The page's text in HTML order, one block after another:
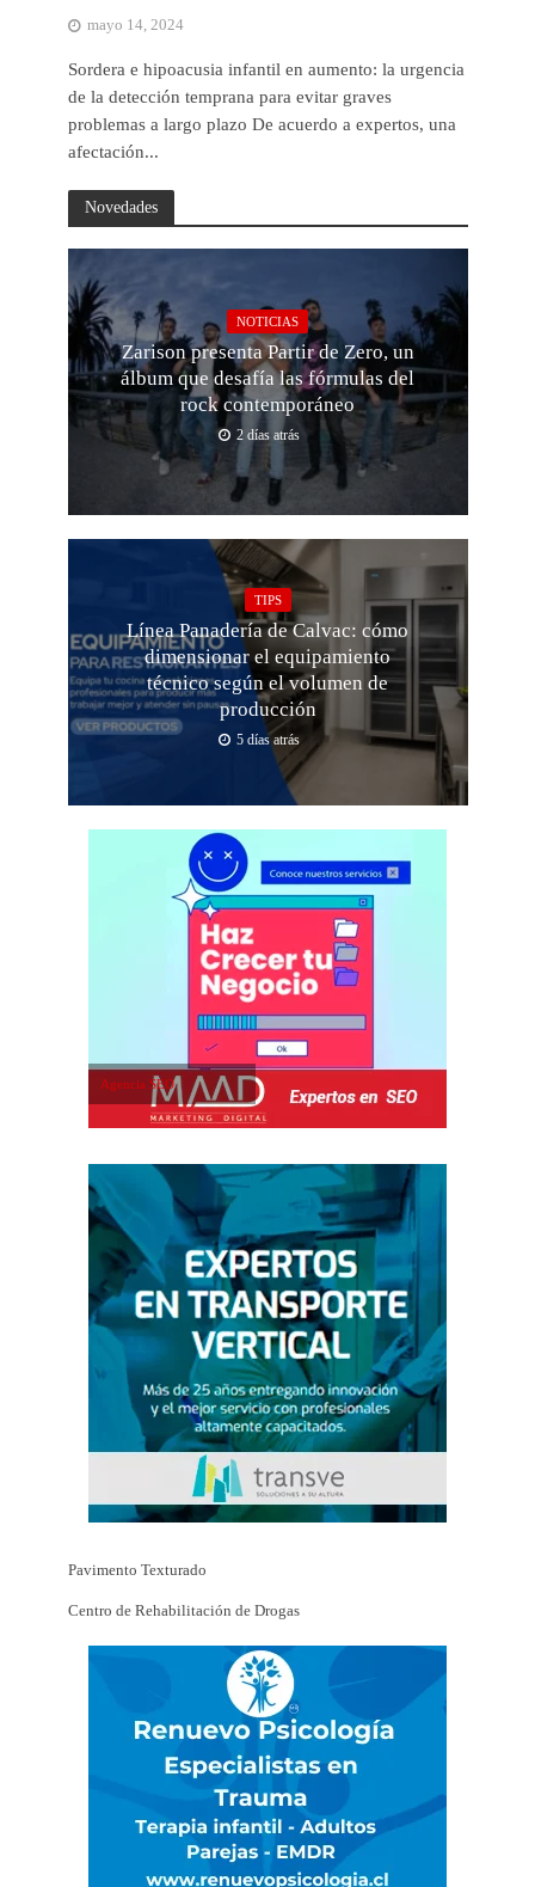
mayo 14, 2024
Sordera e hipoacusia infantil en aumento: la urgencia
de la detección temprana para evitar graves
problemas a largo plazo De acuerdo a expertos, una
afectación...
Novedades
NOTICIAS
Zarison presenta Partir de Zero, un
álbum que desafía las fórmulas del
rock contemporáneo
2 días atrás
TIPS
Línea Panadería de Calvac: cómo
dimensionar el equipamiento
técnico según el volumen de
producción
5 días atrás
Agencia SEO
Pavimento Texturado
Centro de Rehabilitación de Drogas